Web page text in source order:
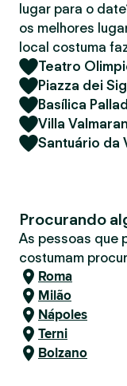
lugar para o
os melhores
local costuma
Teatro
Piazza dei
Basílica
Villa
Santuário da
Procurando
As pessoas que
costumam
Roma
Milão
Nápoles
Terni
Bolzano